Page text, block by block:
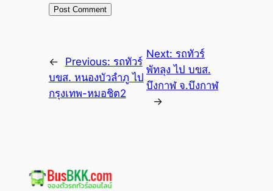
← Previous: รถทัวร์
บขส. หนองบัวลำภู ไป
กรุงเทพ-หมอชิต2
Next: รถทัวร์
พัทลุง ไป บขส.
บึงกาฬ จ.บึงกาฬ
→